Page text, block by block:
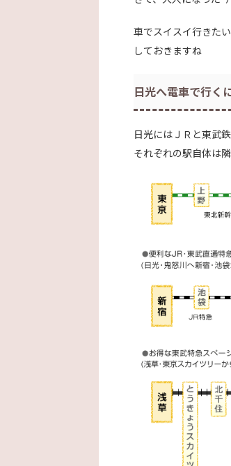
車でスイスイ行きた
しておきますね
日光へ電車で行く
日光にはＪＲと東武
それぞれの駅自体は